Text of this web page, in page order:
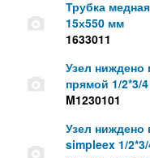
Трубка
15х550 мм
1633011
Узел ниждено
прямой 1/2*3/
M1230101
Узел ниждено
simpleex 1/